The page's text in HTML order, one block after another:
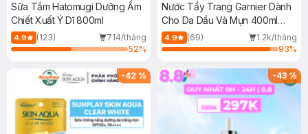
Sữa Tắm Hatomugi Dưỡng Ẩm
Chiết Xuất Ý Dĩ 800ml
4.9 (123)
714/tháng
52%
Nước Tẩy Trang Garnier Dành
Cho Da Dầu Và Mụn 400ml
(Mới)
4.9 (69)
1.2k/tháng
93%
-42 % -43%